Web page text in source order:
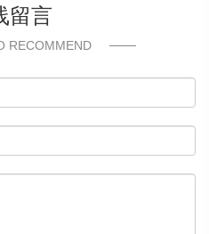
留言
RECOMMEND